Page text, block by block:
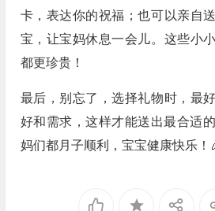
卡，表达你的祝福；也可以亲自
宝，让宝妈休息一会儿。这些小
都更珍贵！
最后，别忘了，选择礼物时，最
好和需求，这样才能送出最合适
妈们都月子顺利，宝宝健康快乐！